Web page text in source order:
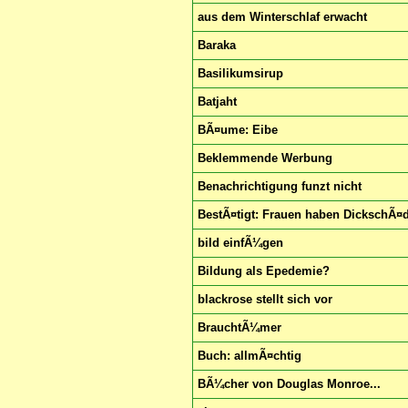
aus dem Winterschlaf erwacht
Baraka
Basilikumsirup
Batjaht
BÃ¤ume: Eibe
Beklemmende Werbung
Benachrichtigung funzt nicht
BestÃ¤tigt: Frauen haben
bild einfÃ¼gen
Bildung als Epedemie?
blackrose stellt sich vor
BrauchtÃ¼mer
Buch: allmÃ¤chtig
BÃ¼cher von Douglas Monroe...